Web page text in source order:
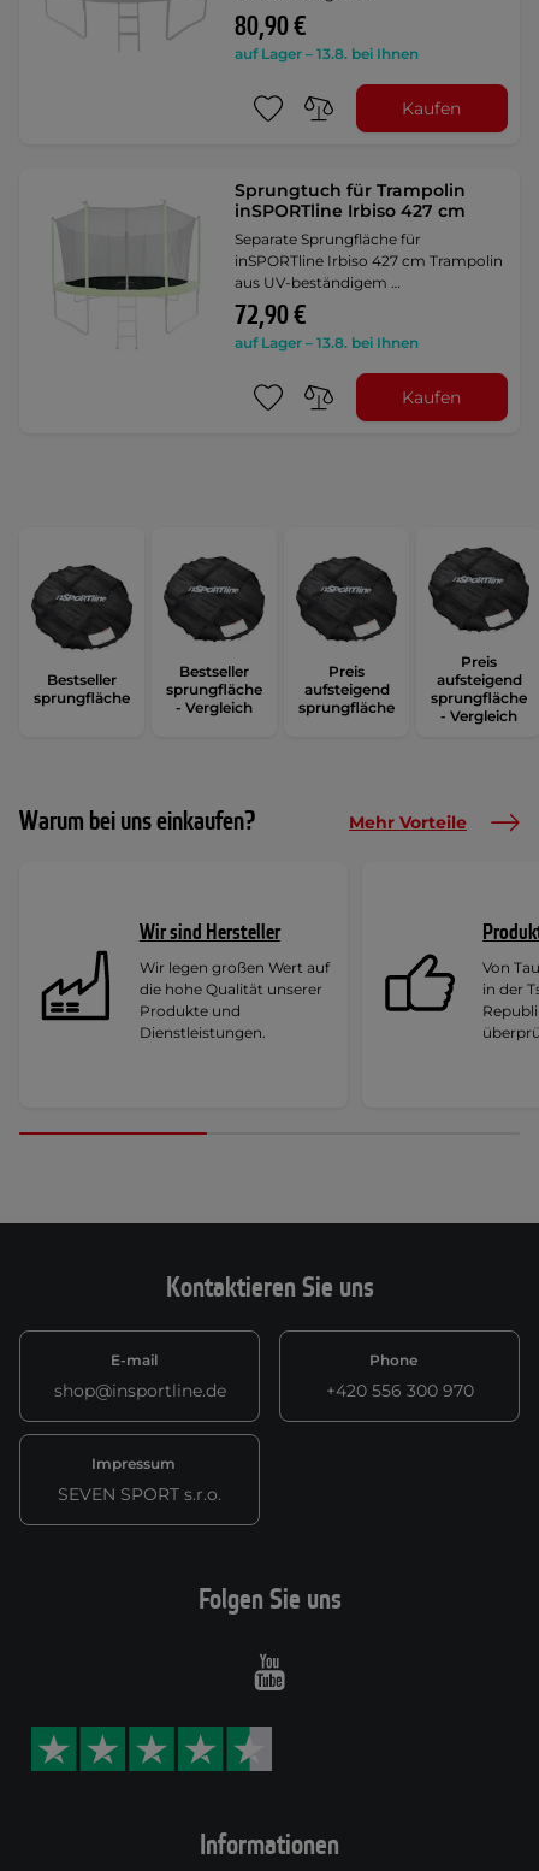
80,90 €
auf Lager – 13.8. bei Ihnen
Kaufen
Sprungtuch für Trampolin
inSPORTline Irbiso 427 cm
Separate Sprungfläche für
inSPORTline Irbiso 427 cm Trampolin
aus UV-beständigem …
72,90 €
auf Lager – 13.8. bei Ihnen
Kaufen
Bestseller
sprungfläche
Bestseller
sprungfläche
- Vergleich
Preis
aufsteigend
sprungfläche
Preis
aufsteigend
sprungfläche
- Vergleich
Warum bei uns einkaufen? Mehr Vorteile
Wir sind Hersteller
Wir legen großen Wert auf
die hohe Qualität unserer
Produkte und
Dienstleistungen.
Von
in der
Kontaktieren Sie uns
E-mail
shop@insportline.de
Phone
+420 556 300 970
Impressum
SEVEN SPORT s.r.o.
Informationen
Folgen Sie uns
Youtube